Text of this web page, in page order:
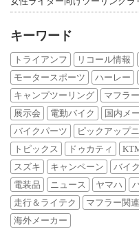
キーワード
トライアンフ リコール情報
モータースポーツ
ハーレー
キャンプツーリング
マフラー
展示会
電動バイク 国内メ
バイクパーツ
ピックアップ
トピックス
ドゥカティ
スズキ
キャンペーン バイ
電装品
ニュース ヤマハ
走行＆ライテク
マフラー関連
海外メーカー